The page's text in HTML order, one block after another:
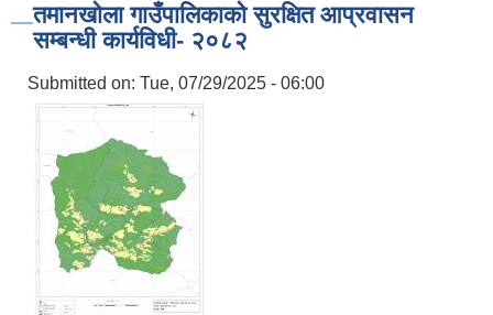
तमानखोला गाउँपालिकाको सुरक्षित आप्रवासन
सम्बन्धी कार्यविधी- २०८२
Submitted on: Tue, 07/29/2025 - 06:00